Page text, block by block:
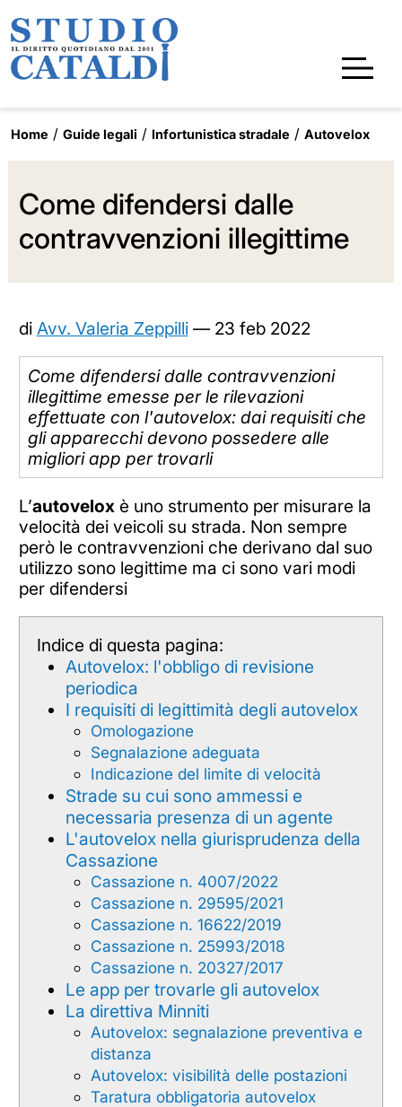
Home Guide legali Infortunistica stradale Autovelox
Come difendersi dalle
contravvenzioni illegittime
di Avv. Valeria Zeppilli— 23 feb 2022
Come difendersi dalle contravvenzioni
illegittime emesse per le rilevazioni
effettuate con l'autovelox: dai requisiti che
gli apparecchi devono possedere alle
migliori app per trovarli
L’autoveloxè uno strumento per misurare la
velocità dei veicoli su strada. Non sempre
però le contravvenzioni che derivano dal suo
utilizzo sono legittime ma ci sono vari modi
per difendersi
Indice di questa pagina:
Autovelox: l'obbligo di revisione
periodica
I requisiti di legittimità degli autovelox
Omologazione
Segnalazione adeguata
Indicazione del limite di velocità
Strade su cui sono ammessi e
necessaria presenza di un agente
L'autovelox nella giurisprudenza della
Cassazione
Cassazione n. 4007/2022
Cassazione n. 29595/2021
Cassazione n. 16622/2019
Cassazione n. 25993/2018
Cassazione n. 20327/2017
Le app per trovarle gli autovelox
La direttiva Minniti
Autovelox: segnalazione preventiva e
distanza
Autovelox: visibilità delle postazioni
Taratura obbligatoria autovelox